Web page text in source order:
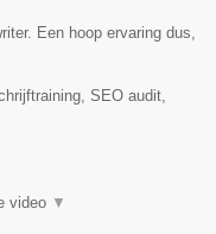
Een hoop ervaring dus,
SEO audit,
video ▼